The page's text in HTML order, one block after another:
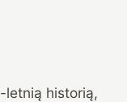
-letnią historią,